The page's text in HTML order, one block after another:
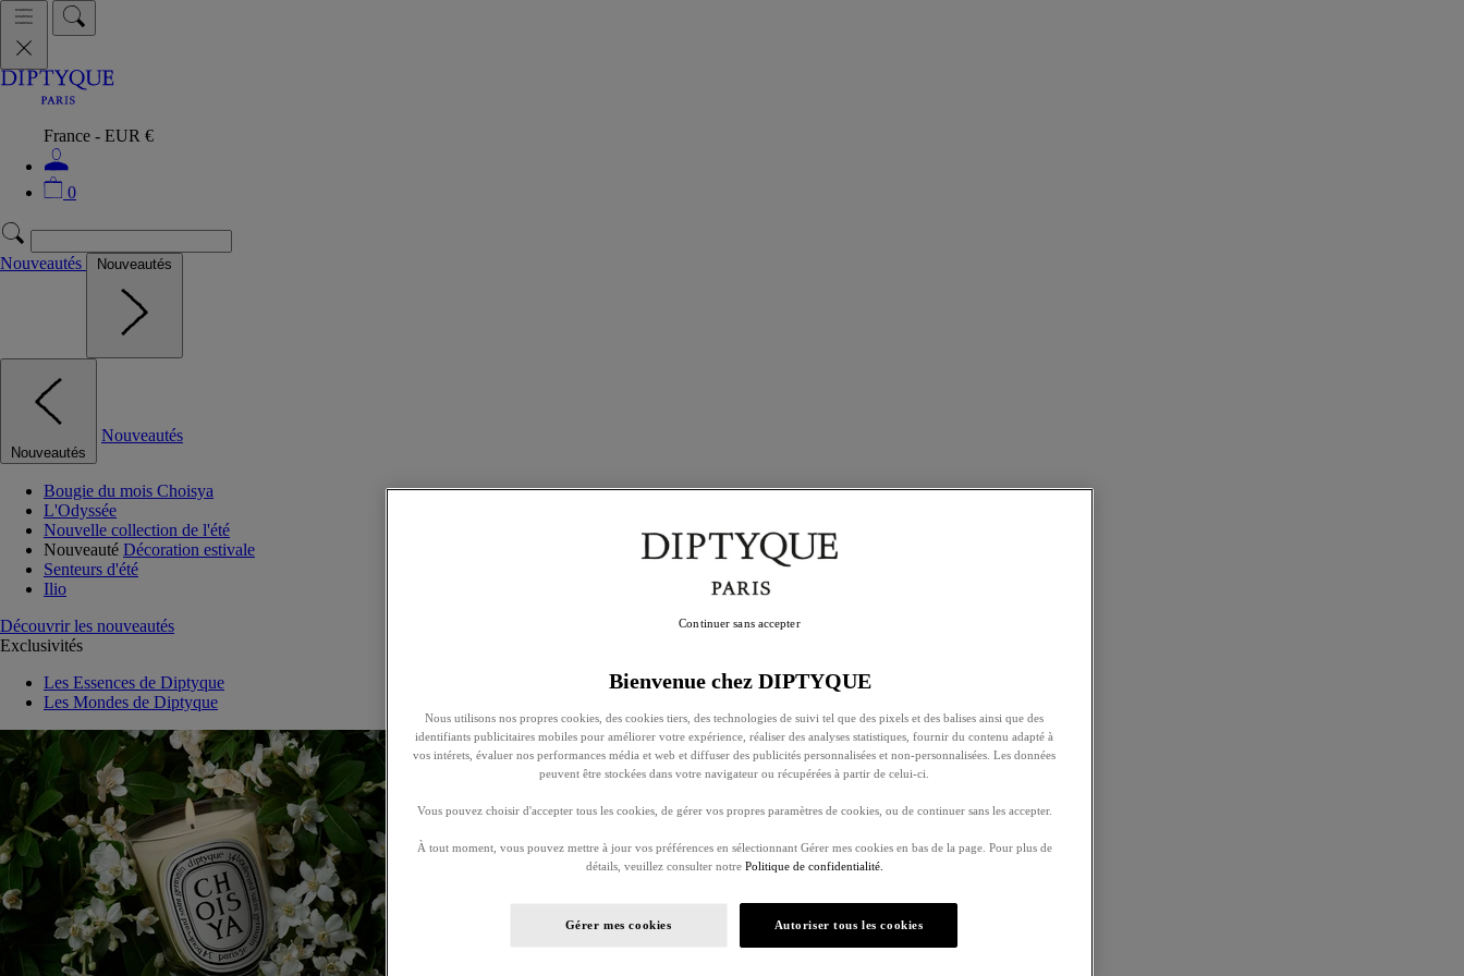
France - EUR €
0
Nouveautés Nouveautés
Nouveautés
Nouveautés
Bougie du mois Choisya
L'Odyssée
Nouvelle collection de l'été
Nouveauté Décoration estivale
Senteurs d'été
Ilio
Découvrir les nouveautés
Exclusivités
Les Essences de Diptyque
Les Mondes de Diptyque
Bienvenue chez DIPTYQUE
Nous utilisons nos propres cookies, des cookies tiers, des technologies de suivi tel que des pixels et des balises ainsi que des
identifiants publicitaires mobiles pour améliorer votre expérience, réaliser des analyses statistiques, fournir du contenu adapté à
vos intérets, évaluer nos performances média et web et diffuser des publicités personnalisées et non-personnalisées. Les données
peuvent être stockées dans votre navigateur ou récupérées à partir de celui-ci.
Vous pouvez choisir d'accepter tous les cookies, de gérer vos propres paramètres de cookies, ou de continuer sans les accepter.
À tout moment, vous pouvez mettre à jour vos préférences en sélectionnant Gérer mes cookies en bas de la page. Pour plus de
détails, veuillez consulter notre Politique de confidentialité.
Gérer mes cookies Autoriser tous les cookies
Continuer sans accepter